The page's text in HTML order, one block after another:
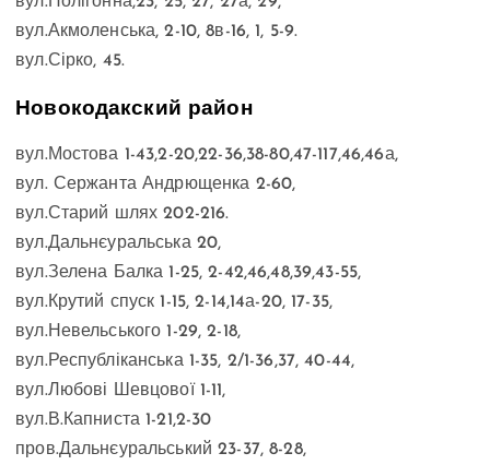
вул.Акмоленська, 2-10, 8в-16, 1, 5-9.
вул.Сірко, 45.
Новокодакский район
вул.Мостова 1-43,2-20,22-36,38-80,47-117,46,46а,
вул. Сержанта Андрющенка 2-60,
вул.Старий шлях 202-216.
вул.Дальнєуральська 20,
вул.Зелена Балка 1-25, 2-42,46,48,39,43-55,
вул.Крутий спуск 1-15, 2-14,14а-20, 17-35,
вул.Невельського 1-29, 2-18,
вул.Республіканська 1-35, 2/1-36,37, 40-44,
вул.Любові Шевцової 1-11,
вул.В.Капниста 1-21,2-30
пров.Дальнєуральський 23-37, 8-28,